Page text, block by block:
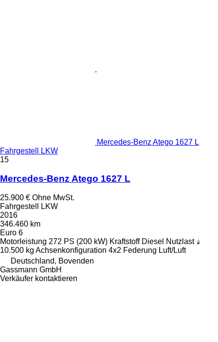
Mercedes-Benz Atego 1627 L
Fahrgestell LKW
15
Mercedes-Benz Atego 1627 L
25.900 € Ohne MwSt.
Fahrgestell LKW
2016
346.460 km
Euro 6
Motorleistung 272 PS (200 kW) Kraftstoff Diesel Nutzlast
10.500 kg Achsenkonfiguration 4x2 Federung Luft/Luft
Deutschland, Bovenden
Gassmann GmbH
Verkäufer kontaktieren